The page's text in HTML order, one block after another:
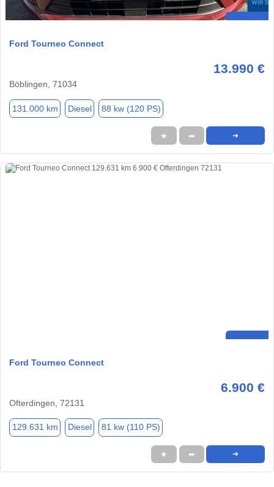
Ford Tourneo Connect
13.990 €
Böblingen, 71034
131.000 km Diesel 88 kw (120 PS)
★ ➦ ➜
Ford Tourneo Connect
6.900 €
Ofterdingen, 72131
129.631 km Diesel 81 kw (110 PS)
★ ➦ ➜